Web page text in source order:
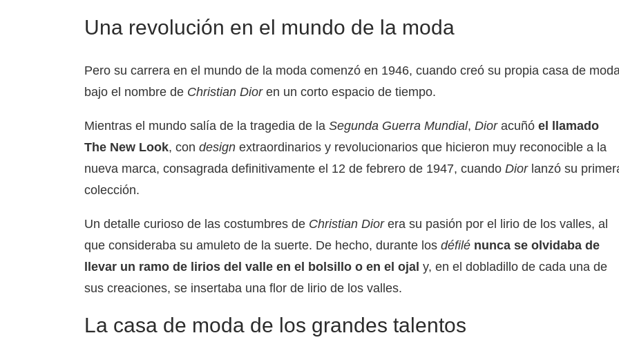
Una revolución en el mundo de la moda
Pero su carrera en el mundo de la moda comenzó en 1946, cuando creó su propia casa de
bajo el nombre de Christian Dioren un corto espacio de tiempo.
Mientras el mundo salía de la tragedia de la Segunda Guerra Mundial, Dioracuñó el llamado
The New Look, con design extraordinarios y revolucionarios que hicieron muy reconocible a la
nueva marca, consagrada definitivamente el 12 de febrero de 1947, cuando Diorlanzó su
colección.
Un detalle curioso de las costumbres de Christian Diorera su pasión por el lirio de los valles, al
que consideraba su amuleto de la suerte. De hecho, durante los défilé nunca se olvidaba de
llevar un ramo de lirios del valle en el bolsillo o en el ojal y, en el dobladillo de cada una de
sus creaciones, se insertaba una flor de lirio de los valles.
La casa de moda de los grandes talentos